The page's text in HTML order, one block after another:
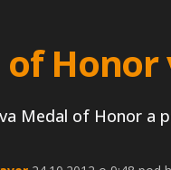
Honor
Medal of Honor a